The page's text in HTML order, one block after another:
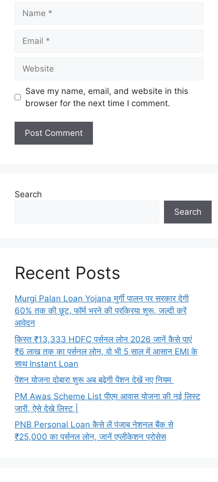
Save my name, email, and website in this
browser for the next time I comment.
Search
Search
Recent Posts
Murgi Palan Loan Yojana मुर्गी पालन पर सरकार देगी
60% तक की छूट, फॉर्म भरने की प्रक्रिया शुरू, जल्दी करें
आवेदन
किस्त ₹13,333 HDFC पर्सनल लोन 2026 जानें कैसे पाएं
₹6 लाख तक का पर्सनल लोन, वो भी 5 साल में आसान EMI के
साथ Instant Loan
पेंशन योजना दोबारा शुरू अब बढ़ेगी पेंशन देखें नए नियम
PM Awas Scheme List पीएम आवास योजना की नई लिस्ट
जारी, ऐसे देखे लिस्ट |
PNB Personal Loan कैसे लें पंजाब नेशनल बैंक से
₹25,000 का पर्सनल लोन, जानें एप्लीकेशन प्रोसेस